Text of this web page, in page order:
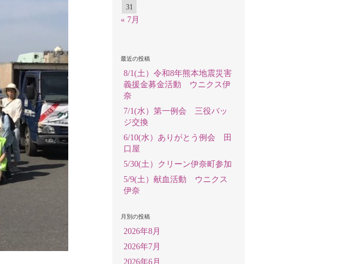
31
« 7月
最近の投稿
8/1(土）令和8年熊本地震災害
義援金募金活動 ウニクス伊
奈
7/1(水）第一例会 三役バッ
ジ交換
6/10(水）ありがとう例会 田
口屋
5/30(土）クリーン伊奈町参加
5/9(土）献血活動 ウニクス
伊奈
月別の投稿
2026年8月
2026年7月
2026年6月